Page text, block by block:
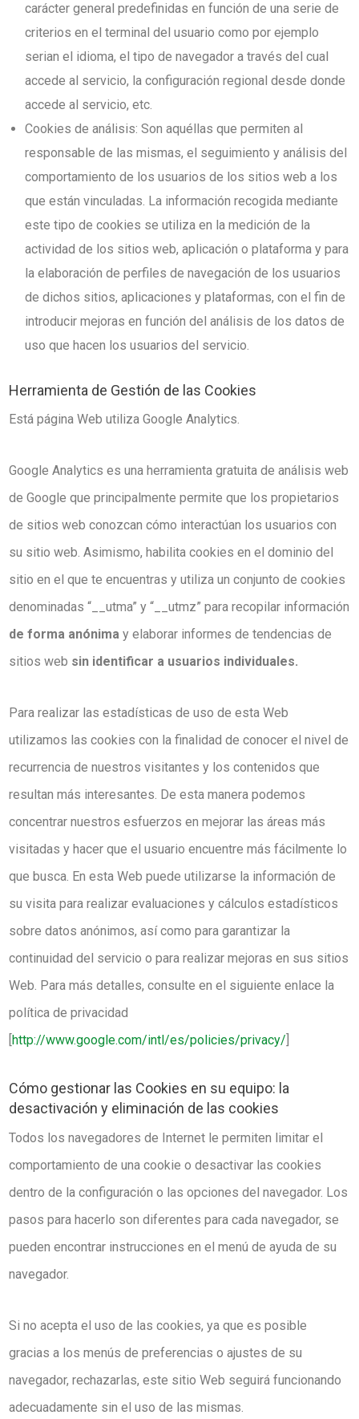
carácter general predefinidas en función de una serie de
criterios en el terminal del usuario como por ejemplo
serian el idioma, el tipo de navegador a través del cual
accede al servicio, la configuración regional desde donde
accede al servicio, etc.
Cookies de análisis: Son aquéllas que permiten al
responsable de las mismas, el seguimiento y análisis del
comportamiento de los usuarios de los sitios web a los
que están vinculadas. La información recogida mediante
este tipo de cookies se utiliza en la medición de la
actividad de los sitios web, aplicación o plataforma y para
la elaboración de perfiles de navegación de los usuarios
de dichos sitios, aplicaciones y plataformas, con el fin de
introducir mejoras en función del análisis de los datos de
uso que hacen los usuarios del servicio.
Herramienta de Gestión de las Cookies
Está página Web utiliza Google Analytics.
Google Analytics es una herramienta gratuita de análisis web
de Google que principalmente permite que los propietarios
de sitios web conozcan cómo interactúan los usuarios con
su sitio web. Asimismo, habilita cookies en el dominio del
sitio en el que te encuentras y utiliza un conjunto de cookies
denominadas “__utma” y “__utmz” para recopilar información
de forma anónimay elaborar informes de tendencias de
sitios web sin identificar a usuarios individuales.
Para realizar las estadísticas de uso de esta Web
utilizamos las cookies con la finalidad de conocer el nivel de
recurrencia de nuestros visitantes y los contenidos que
resultan más interesantes. De esta manera podemos
concentrar nuestros esfuerzos en mejorar las áreas más
visitadas y hacer que el usuario encuentre más fácilmente lo
que busca. En esta Web puede utilizarse la información de
su visita para realizar evaluaciones y cálculos estadísticos
sobre datos anónimos, así como para garantizar la
continuidad del servicio o para realizar mejoras en sus sitios
Web. Para más detalles, consulte en el siguiente enlace la
política de privacidad
http://www.google.com/intl/es/policies/privacy/
Cómo gestionar las Cookies en su equipo: la
desactivación y eliminación de las cookies
Todos los navegadores de Internet le permiten limitar el
comportamiento de una cookie o desactivar las cookies
dentro de la configuración o las opciones del navegador. Los
pasos para hacerlo son diferentes para cada navegador, se
pueden encontrar instrucciones en el menú de ayuda de su
navegador.
Si no acepta el uso de las cookies, ya que es posible
gracias a los menús de preferencias o ajustes de su
navegador, rechazarlas, este sitio Web seguirá funcionando
adecuadamente sin el uso de las mismas.